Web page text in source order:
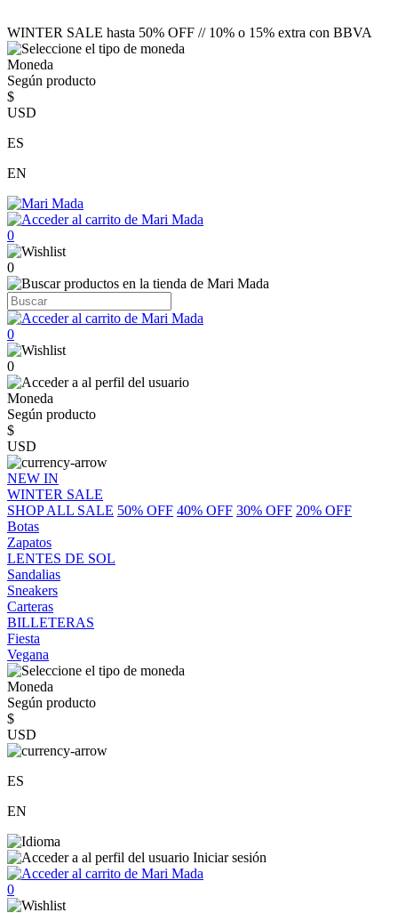
WINTER SALE hasta 50% OFF // 10% o 15% extra con BBVA
Moneda
Según producto
$
USD
ES
EN
0
0
0
0
Moneda
Según producto
$
USD
NEW IN
WINTER SALE
SHOP ALL SALE 50% OFF 40% OFF 30% OFF 20% OFF
Botas
Zapatos
LENTES DE SOL
Sandalias
Sneakers
Carteras
BILLETERAS
Fiesta
Vegana
Moneda
Según producto
$
USD
ES
EN
Iniciar sesión
0